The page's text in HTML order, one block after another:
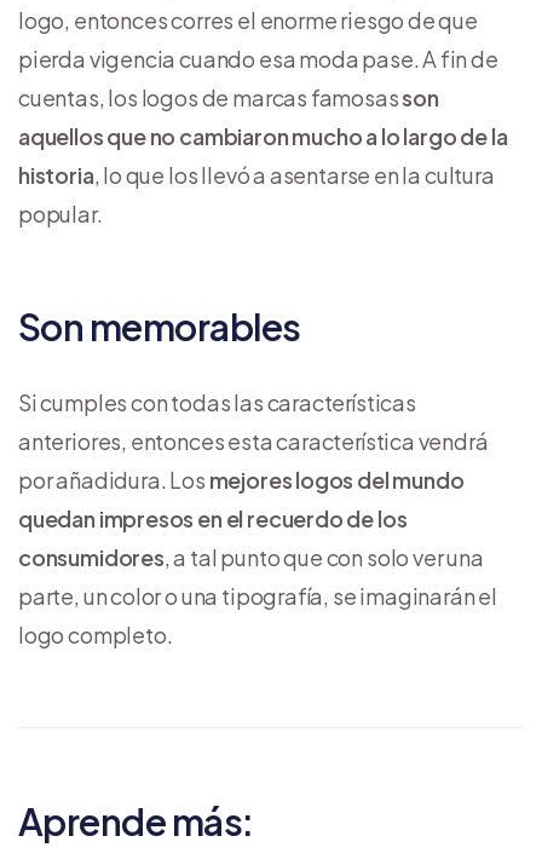
logo, entonces corres el enorme riesgo de que
pierda vigencia cuando esa moda pase. A fin de
cuentas, los logos de marcas famosasson
aquellos que no cambiaron mucho a lo largo de la
historia, lo que los llevó a asentarse en la cultura
popular.
Son memorables
Si cumples con todas las características
anteriores, entonces esta característica vendrá
por añadidura. Los mejores logos del mundo
quedan impresos en el recuerdo de los
consumidores, a tal punto que con solo ver una
parte, un color o una tipografía, se imaginarán el
logo completo.
Aprende más: